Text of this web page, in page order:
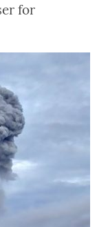
for